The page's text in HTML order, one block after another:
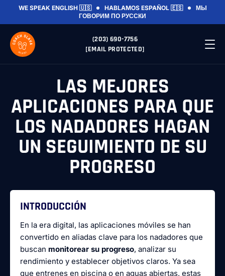
WE SPEAK ENGLISH 🇺🇸 HABLAMOS ESPAÑOL 🇪🇸
МЫ
ГОВОРИМ ПО РУССКИ
(203) 690-7756
[EMAIL PROTECTED]
LAS MEJORES
APLICACIONES PARA QUE
LOS NADADORES HAGAN
UN SEGUIMIENTO DE SU
PROGRESO
INTRODUCCIÓN
En la era digital, las aplicaciones móviles se han
convertido en aliadas clave para los nadadores que
buscan monitorear su progreso, analizar su
rendimiento y establecer objetivos claros. Ya sea
que entrenes en piscina o en aguas abiertas, estas